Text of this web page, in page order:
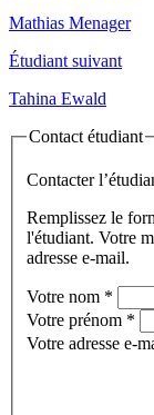
Mathias Menager
Étudiant suivant
Tahina Ewald
Contact étudiant
Contacter
Remplissez le
l'étudiant. Votre
adresse e-mail.
Votre nom *
Votre prénom *
Votre adresse e-